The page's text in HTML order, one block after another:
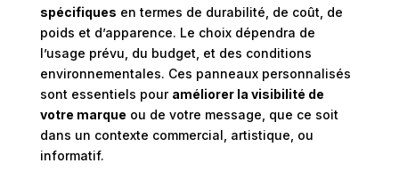
spécifiques en termes de durabilité, de coût, de
poids et d’apparence. Le choix dépendra de
l’usage prévu, du budget, et des conditions
environnementales. Ces panneaux personnalisés
sont essentiels pour améliorer la visibilité de
votre marque ou de votre message, que ce soit
dans un contexte commercial, artistique, ou
informatif.